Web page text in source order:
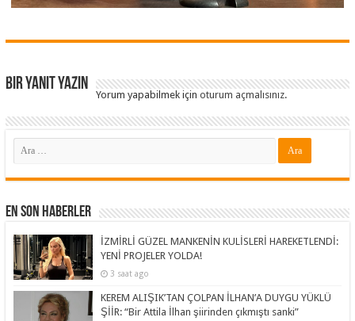
Bir yanıt yazın
Yorum yapabilmek içinoturum açmalısınız.
En Son Haberler
İZMİRLİ GÜZEL MANKENİN KULİSLERİ HAREKETLENDİ:
YENİ PROJELER YOLDA!
3 saat ago
KEREM ALIŞIK’TAN ÇOLPAN İLHAN’A DUYGU YÜKLÜ
ŞİİR: “Bir Attila İlhan şiirinden çıkmıştı sanki”